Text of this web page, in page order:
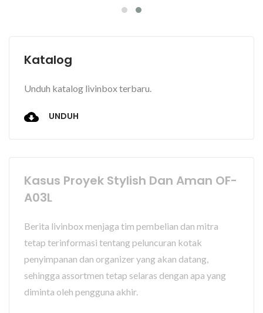
Katalog
Unduh katalog livinbox terbaru.
UNDUH
Kasus Proyek Stylish Dan Aman OF-
A03L
Berita livinbox menjaga tim pembelian dan mitra
tetap terinformasi tentang peluncuran kotak
penyimpanan dan organizer yang akan datang,
sehingga assortmen tetap selaras dengan apa yang
diminta oleh pengguna akhir.